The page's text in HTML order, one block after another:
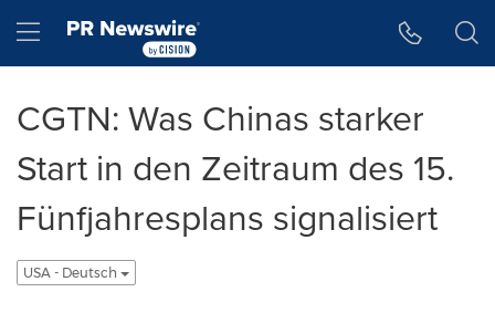
Hamburger menu
CGTN: Was Chinas starker
Start in den Zeitraum des 15.
Fünfjahresplans signalisiert
USA - Deutsch